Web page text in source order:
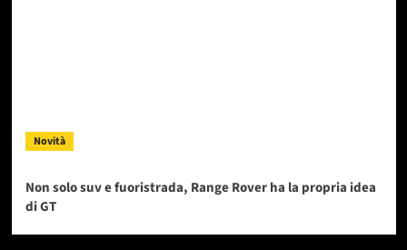
Novità
Non solo suv e fuoristrada, Range Rover ha la propria idea
di GT